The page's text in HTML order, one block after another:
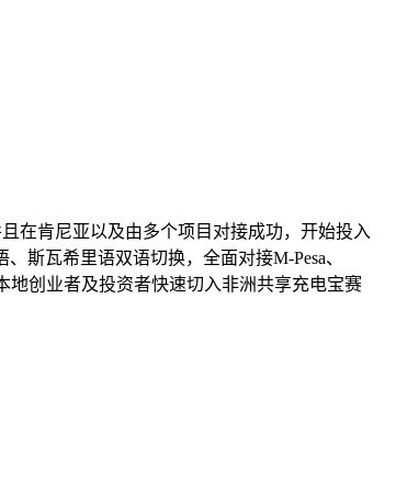
在肯尼亚以及由多个项目对接成功，开始投入
斯瓦希里语双语切换，全面对接M-Pesa、
地创业者及投资者快速切入非洲共享充电宝赛